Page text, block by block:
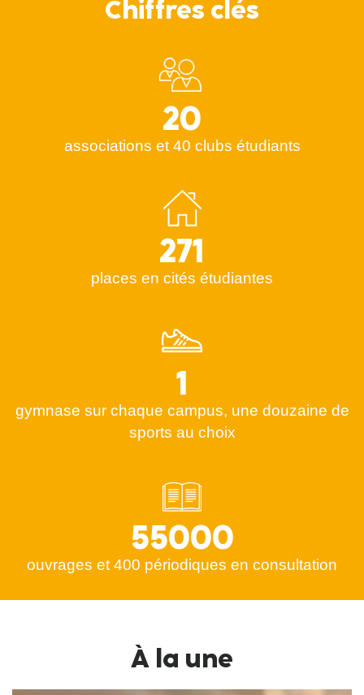
Chiffres clés
20
associations et 40 clubs étudiants
271
places en cités étudiantes
1
gymnase sur chaque campus, une douzaine de
sports au choix
55000
ouvrages et 400 périodiques en consultation
À la une